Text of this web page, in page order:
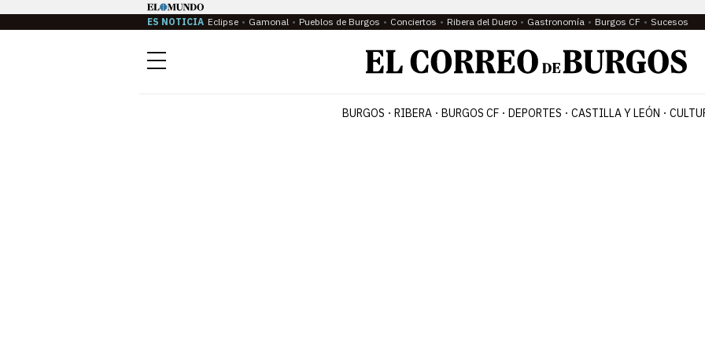
ES NOTICIA Eclipse Gamonal Pueblos de Burgos Conciertos Ribera del Duero Gastronomía Burgos CF Sucesos
Menú
BURGOS RIBERA BURGOS CF DEPORTES CASTILLA Y LEÓN